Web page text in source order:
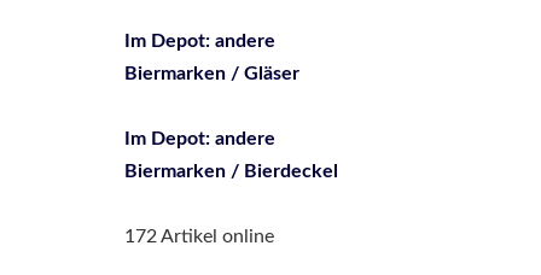
Im Depot: andere
Biermarken / Gläser
Im Depot: andere
Biermarken / Bierdeckel
172 Artikel online